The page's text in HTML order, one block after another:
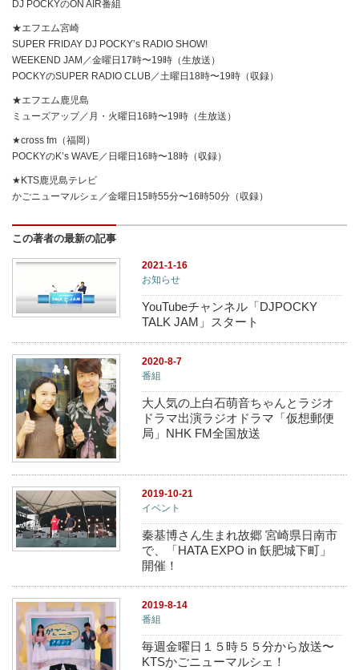
DJ POCKYのON AIR番組
★エフエム宮崎
SUPER FRIDAY DJ POCKY’s RADIO SHOW!
WEEKEND JAM／金曜日17時〜19時（生放送）
POCKYのSUPER RADIO CLUB／土曜日18時〜19時（収録）
★エフエム鹿児島
ミューズアップ／月・火曜日16時〜19時（生放送）
★cross fm（福岡）
POCKYのK’s WAVE／日曜日16時〜18時（収録）
★KTS鹿児島テレビ
かごニューマルシェ／金曜日15時55分〜16時50分（収録）
この著者の最新の記事
2021-1-16
お知らせ
YouTubeチャンネル「DJPOCKY
TALK JAM」スタート
2020-8-7
番組
大人気の上白石萌音ちゃんとラジオ
ドラマ出演ラジオドラマ「仮想郵便
局」NHK FM全国放送
2019-10-21
イベント
秦基博さん生まれ故郷 宮崎県日南市
で、「HATA EXPO in 飫肥城下町」
開催！
2019-8-14
番組
毎週金曜日１５時５５分から放送〜
KTSかごニューマルシェ！